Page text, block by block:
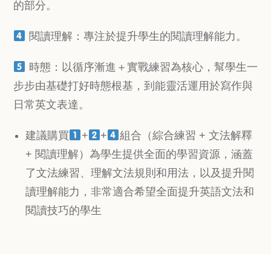
的部分。
閱讀理解：專注於提升學生的閱讀理解能力。
時態：以循序漸進＋實戰練習為核心，幫學生一
步步由基礎打好時態根基，到能靈活運用於寫作與
日常英文表達。
建議購買 + +
組合（綜合練習 + 文法解釋
+ 閱讀理解）為學生提供全面的學習資源，涵蓋
了文法練習、理解文法規則和用法，以及提升閱
讀理解能力，非常適合希望全面提升英語文法和
閱讀技巧的學生